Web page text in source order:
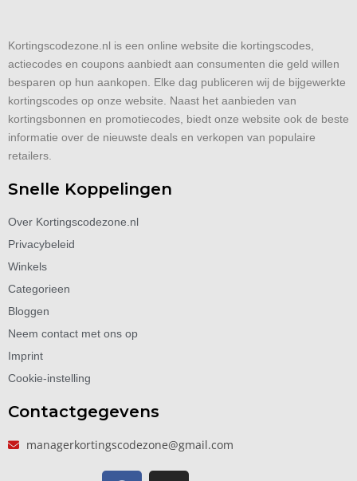
Kortingscodezone.nl is een online website die kortingscodes,
actiecodes en coupons aanbiedt aan consumenten die geld willen
besparen op hun aankopen. Elke dag publiceren wij de bijgewerkte
kortingscodes op onze website. Naast het aanbieden van
kortingsbonnen en promotiecodes, biedt onze website ook de beste
informatie over de nieuwste deals en verkopen van populaire
retailers.
Snelle Koppelingen
Over Kortingscodezone.nl
Privacybeleid
Winkels
Categorieen
Bloggen
Neem contact met ons op
Imprint
Cookie-instelling
Contactgegevens
managerkortingscodezone@gmail.com